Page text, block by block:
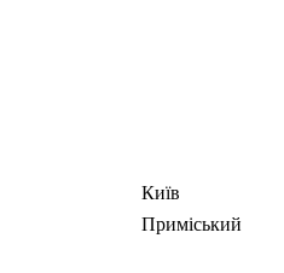
Київ
Приміський